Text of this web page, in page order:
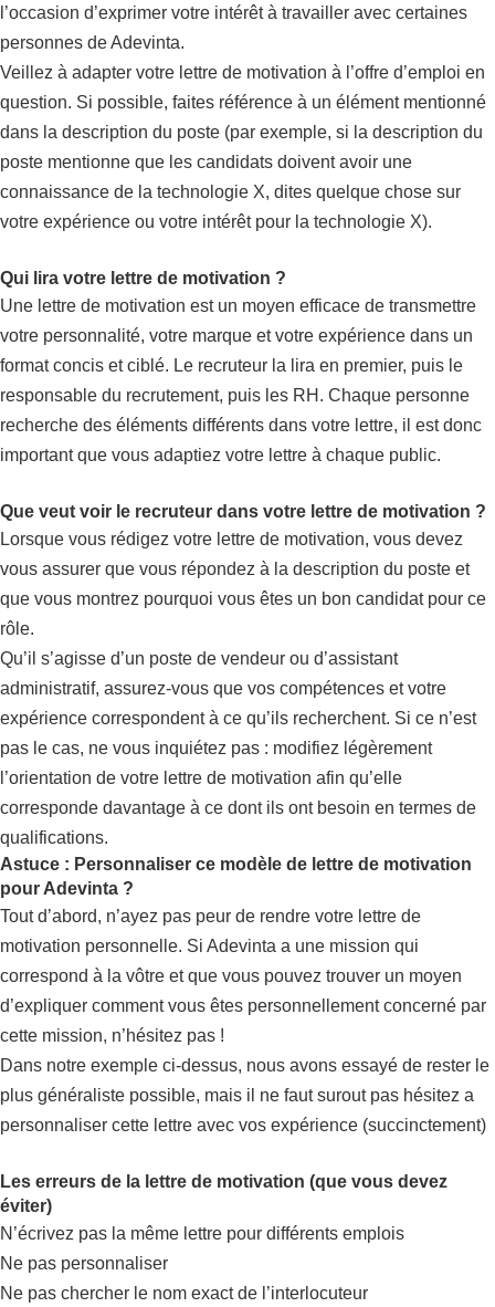
l’occasion d’exprimer votre intérêt à travailler avec certaines
personnes de Adevinta.
Veillez à adapter votre lettre de motivation à l’offre d’emploi en
question. Si possible, faites référence à un élément mentionné
dans la description du poste (par exemple, si la description du
poste mentionne que les candidats doivent avoir une
connaissance de la technologie X, dites quelque chose sur
votre expérience ou votre intérêt pour la technologie X).
Qui lira votre lettre de motivation ?
Une lettre de motivation est un moyen efficace de transmettre
votre personnalité, votre marque et votre expérience dans un
format concis et ciblé. Le recruteur la lira en premier, puis le
responsable du recrutement, puis les RH. Chaque personne
recherche des éléments différents dans votre lettre, il est donc
important que vous adaptiez votre lettre à chaque public.
Que veut voir le recruteur dans votre lettre de motivation ?
Lorsque vous rédigez votre lettre de motivation, vous devez
vous assurer que vous répondez à la description du poste et
que vous montrez pourquoi vous êtes un bon candidat pour ce
rôle.
Qu’il s’agisse d’un poste de vendeur ou d’assistant
administratif, assurez-vous que vos compétences et votre
expérience correspondent à ce qu’ils recherchent. Si ce n’est
pas le cas, ne vous inquiétez pas : modifiez légèrement
l’orientation de votre lettre de motivation afin qu’elle
corresponde davantage à ce dont ils ont besoin en termes de
qualifications.
Astuce : Personnaliser ce modèle de lettre de motivation
pour Adevinta ?
Tout d’abord, n’ayez pas peur de rendre votre lettre de
motivation personnelle. Si Adevinta a une mission qui
correspond à la vôtre et que vous pouvez trouver un moyen
d’expliquer comment vous êtes personnellement concerné par
cette mission, n’hésitez pas !
Dans notre exemple ci-dessus, nous avons essayé de rester le
plus généraliste possible, mais il ne faut surout pas hésitez a
personnaliser cette lettre avec vos expérience (succinctement)
Les erreurs de la lettre de motivation (que vous devez
éviter)
N’écrivez pas la même lettre pour différents emplois
Ne pas personnaliser
Ne pas chercher le nom exact de l’interlocuteur